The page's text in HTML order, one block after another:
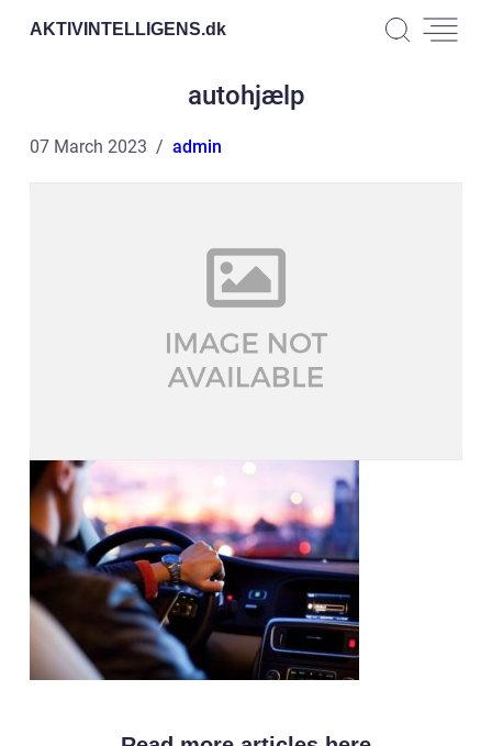
AKTIVINTELLIGENS.dk
autohjælp
07 March 2023 admin